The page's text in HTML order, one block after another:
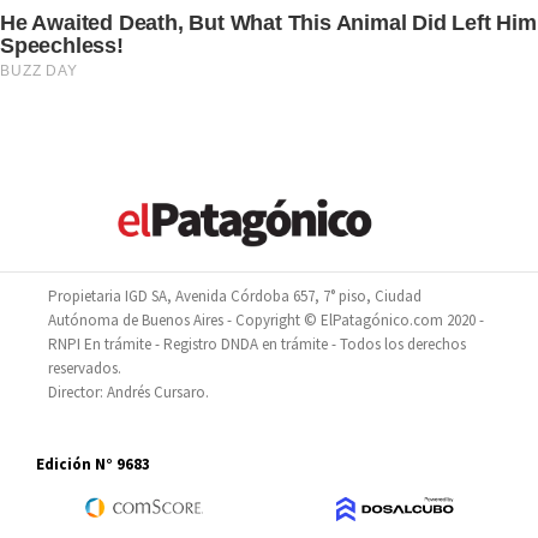
Propietaria IGD SA, Avenida Córdoba 657, 7° piso, Ciudad
Autónoma de Buenos Aires - Copyright © ElPatagónico.com 2020 -
RNPI En trámite - Registro DNDA en trámite - Todos los derechos
reservados.
Director: Andrés Cursaro.
Edición N° 9683